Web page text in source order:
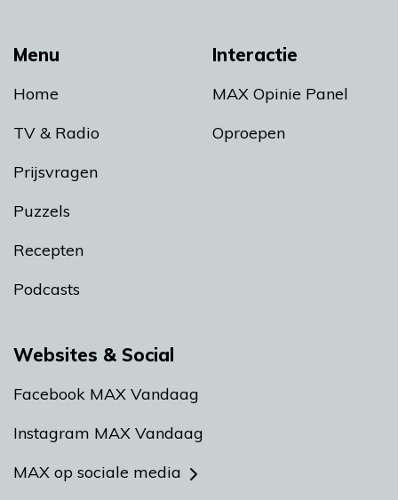
Menu
Home
TV & Radio
Prijsvragen
Puzzels
Recepten
Podcasts
Interactie
MAX Opinie Panel
Oproepen
Websites & Social
Facebook MAX Vandaag
Instagram MAX Vandaag
MAX op sociale media